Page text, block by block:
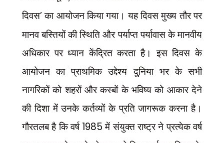
दिवस’का आयोजन किया गया। यह दिवस मुख्य तौर पर
मानव बस्तियों की स्थिति और पर्याप्त पर्यावास के मानवीय
अधिकार पर ध्यान केंद्रित करता है। इस दिवस के
आयोजन का प्राथमिक उद्देश्य दुनिया भर के सभी
नागरिकों को शहरों और कस्बों के भविष्य को आकार देने
की दिशा में उनके कर्तव्यों के प्रति जागरूक करना है।
गौरतलब है कि वर्ष 1985 में संयुक्त राष्ट्र ने प्रत्येक वर्ष